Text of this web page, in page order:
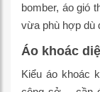
bomber, áo gió
vừa phù hợp dù
Áo khoác
Kiểu áo khoác